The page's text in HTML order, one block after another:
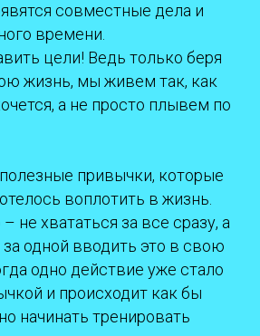
совместные дела и
времени.
цели! Ведь только беря
жизнь, мы живем так, как
а не просто плывем по
привычки, которые
воплотить в жизнь.
не хвататься за все сразу, а
за одной вводить это в свою
одно действие уже стало
и происходит как бы
начинать тренировать